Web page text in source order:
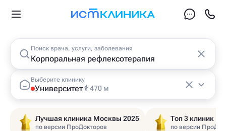
Поиск врача, услуги, заболевания
Выберите клинику
Университет 470 м
Лучшая клиника Москвы 2025
по версии ПроДокторов
Топ 3 клиник
по версии